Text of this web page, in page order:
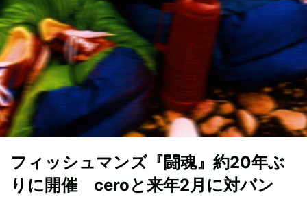
フィッシュマンズ『闘魂』約20年ぶ
りに開催 ceroと来年2月に対バン